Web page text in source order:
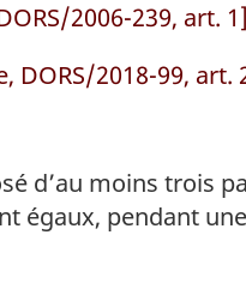
2006-239, art. 1]
DORS/2018-99, art.
d’au moins trois
égaux, pendant